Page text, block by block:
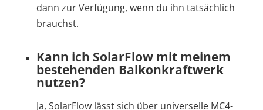
dann zur Verfügung, wenn du ihn tatsächlich
brauchst.
Kann ich SolarFlow mit meinem
bestehenden Balkonkraftwerk
nutzen?
Ja, SolarFlow lässt sich über universelle MC4-